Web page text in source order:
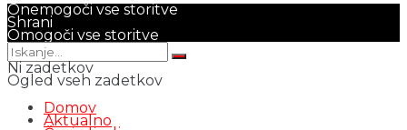
Onemogoči vse storitve
Shrani
Omogoči vse storitve
Ni zadetkov
Ogled vseh zadetkov
Domov
Aktualno